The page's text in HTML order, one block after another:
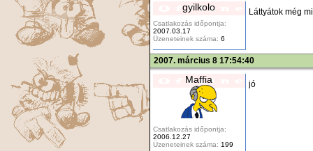
gyilkolo
Csatlakozás időpontja:
2007.03.17
Üzeneteinek száma: 6
Láttyátok még
2007. március 8 17:54:40
Maffia
Csatlakozás időpontja:
2006.12.27
Üzeneteinek száma: 199
jó